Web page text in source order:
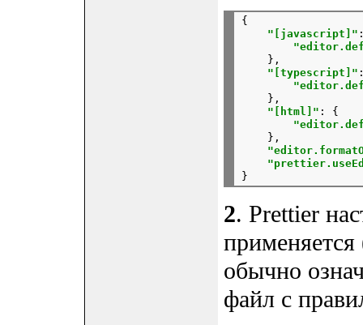
{
"[javascript]"
},
"[typescript]"
},
"[html]" :
{
},
2. Prettier
обычно
файл с